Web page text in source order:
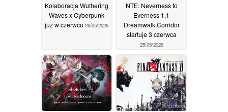
Kolaboracja Wuthering
Waves x Cyberpunk
już w czerwcu 26/05/2026
NTE: Neverness to
Everness 1.1
Dreamwalk Corridor
startuje 3 czerwca
25/05/2026